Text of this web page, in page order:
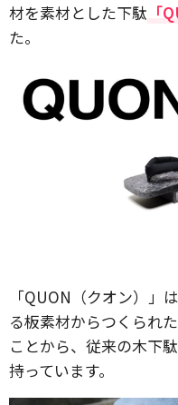
材を素材とした下駄 「
た。
「QUON（クオン）」
る板素材からつくられ
ことから、従来の木下
持っています。